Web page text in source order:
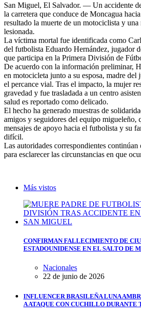
San Miguel, El Salvador. — Un accidente
la carretera que conduce de Moncagua
resultado la muerte de un motociclista y una
lesionada.
La víctima mortal fue identificada como
del futbolista Eduardo Hernández, jugador
que participa en la Primera División de
De acuerdo con la información preliminar,
en motocicleta junto a su esposa, madre del
el percance vial. Tras el impacto, la mujer
gravedad y fue trasladada a un centro
salud es reportado como delicado.
El hecho ha generado muestras de
amigos y seguidores del equipo migueleño,
mensajes de apoyo hacia el futbolista y su
difícil.
Las autoridades correspondientes
para esclarecer las circunstancias en que
Más vistos
CONFIRMAN FALLECIMIENTO DE
ESTADOUNIDENSE EN EL SALTO DE
Nacionales
22 de junio de 2026
INFLUENCER BRASILEÑA LUNA
A ATAQUE CON CUCHILLO DURANTE